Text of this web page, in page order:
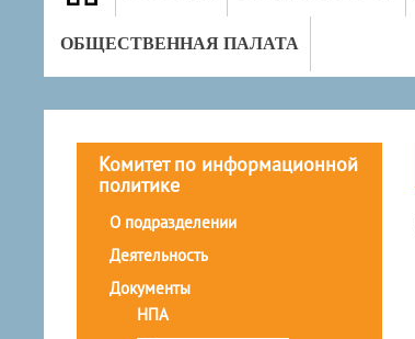
ОБЩЕСТВЕННАЯ ПАЛАТА
Комитет по информационной
политике
О подразделении
Деятельность
Документы
НПА